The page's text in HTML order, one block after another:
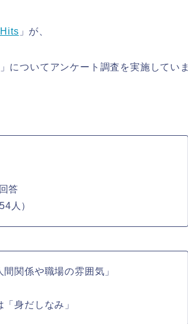
」が、
についてアンケート調査を実施していま
答
人）
関係や職場の雰囲気」
身だしなみ」